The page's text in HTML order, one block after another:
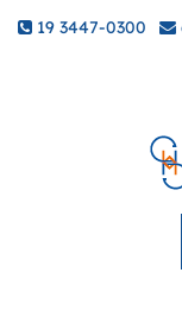
19 3447-0300